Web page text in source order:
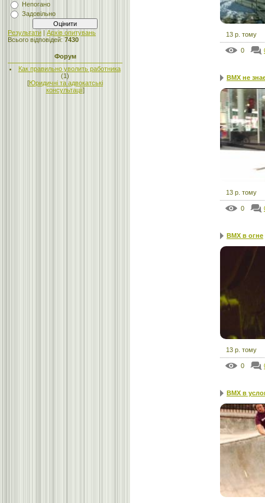
Непогано
Задовільно
Результати | Архів опитувань
Всього відповідей: 7430
Форум
Как правильно уволить работника
(1)
[Юридичні та адвокатські
консультації]
13 р. тому
0
BMX не
13 р. тому
0
BMX в огне
13 р. тому
0
BMX в